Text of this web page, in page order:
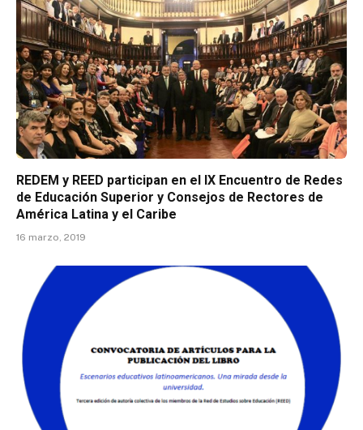
REDEM y REED participan en el IX Encuentro de Redes
de Educación Superior y Consejos de Rectores de
América Latina y el Caribe
16 marzo, 2019